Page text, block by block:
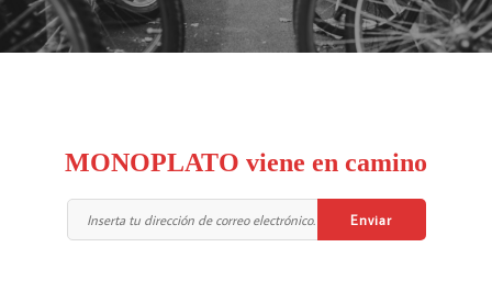
MONOPLATO viene en camino